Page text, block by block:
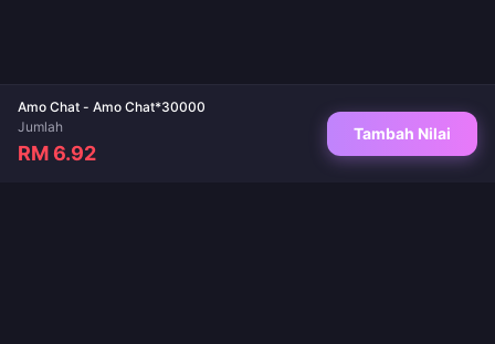
Amo Chat - Amo Chat*30000
Jumlah
RM 6.92
Tambah Nilai